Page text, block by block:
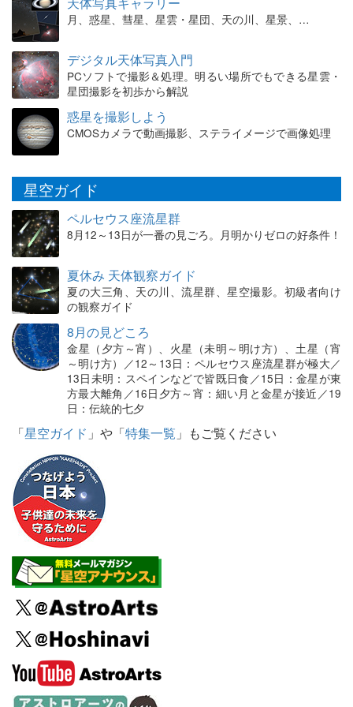
月、惑星、彗星、星雲・星団、天の川、星景、…
デジタル天体写真入門
PCソフトで撮影＆処理。明るい場所でもできる星雲・
星団撮影を初歩から解説
惑星を撮影しよう
CMOSカメラで動画撮影、ステライメージで画像処理
星空ガイド
ペルセウス座流星群
8月12～13日が一番の見ごろ。月明かりゼロの好条件！
夏休み 天体観察ガイド
夏の大三角、天の川、流星群、星空撮影。初級者向け
の観察ガイド
8月の見どころ
金星（夕方～宵）、火星（未明～明け方）、土星（宵
～明け方）／12～13日：ペルセウス座流星群が極大／
13日未明：スペインなどで皆既日食／15日：金星が東
方最大離角／16日夕方～宵：細い月と金星が接近／19
日：伝統的七夕
「星空ガイド 」や「特集一覧 」もご覧ください